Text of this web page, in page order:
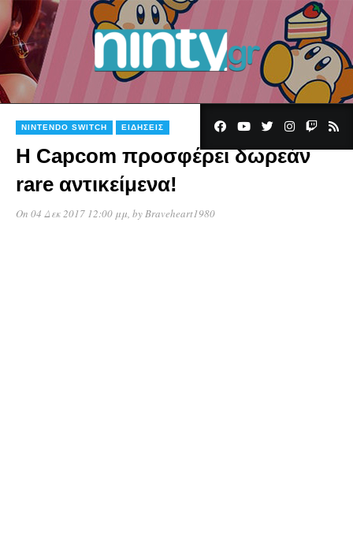
NINTENDO SWITCH ΕΙΔΉΣΕΙΣ
Η Capcom προσφέρει δωρεάν
rare αντικείμενα!
On 04 Δεκ 2017 12:00 μμ, byBraveheart1980